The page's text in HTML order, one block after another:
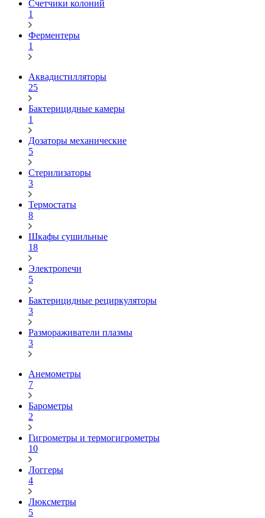
Счетчики колоний
1
Ферментеры
1
Аквадистилляторы
25
Бактерицидные камеры
1
Дозаторы механические
5
Стерилизаторы
3
Термостаты
8
Шкафы сушильные
18
Электропечи
5
Бактерицидные рециркуляторы
3
Размораживатели плазмы
3
Анемометры
7
Барометры
2
Гигрометры и термогигрометры
10
Логгеры
4
Люксметры
5